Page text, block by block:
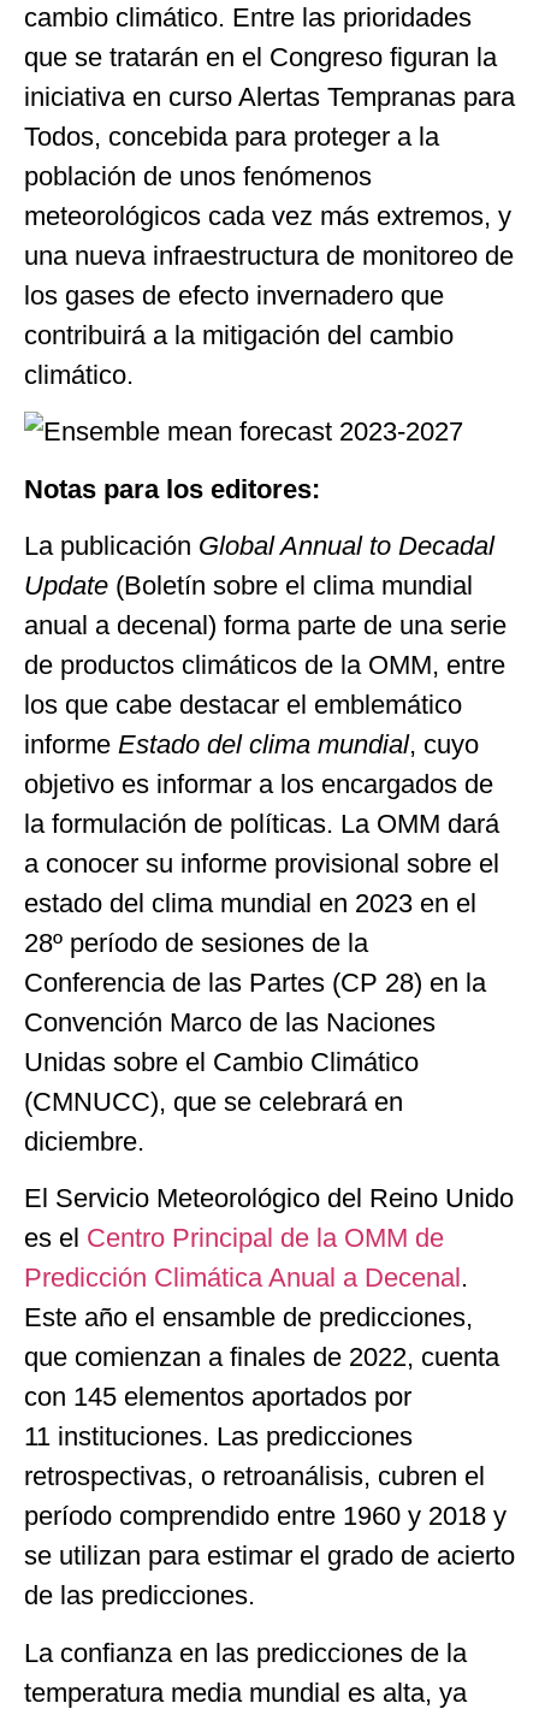
cambio climático. Entre las prioridades
que se tratarán en el Congreso figuran la
iniciativa en curso Alertas Tempranas para
Todos, concebida para proteger a la
población de unos fenómenos
meteorológicos cada vez más extremos, y
una nueva infraestructura de monitoreo de
los gases de efecto invernadero que
contribuirá a la mitigación del cambio
climático.
Notas para los editores:
La publicación Global Annual to Decadal
Update (Boletín sobre el clima mundial
anual a decenal) forma parte de una serie
de productos climáticos de la OMM, entre
los que cabe destacar el emblemático
informe Estado del clima mundial, cuyo
objetivo es informar a los encargados de
la formulación de políticas. La OMM dará
a conocer su informe provisional sobre el
estado del clima mundial en 2023 en el
28º período de sesiones de la
Conferencia de las Partes (CP 28) en la
Convención Marco de las Naciones
Unidas sobre el Cambio Climático
(CMNUCC), que se celebrará en
diciembre.
El Servicio Meteorológico del Reino Unido
es el Centro Principal de la OMM de
Predicción Climática Anual a Decenal .
Este año el ensamble de predicciones,
que comienzan a finales de 2022, cuenta
con 145 elementos aportados por
11 instituciones. Las predicciones
retrospectivas, o retroanálisis, cubren el
período comprendido entre 1960 y 2018 y
se utilizan para estimar el grado de acierto
de las predicciones.
La confianza en las predicciones de la
temperatura media mundial es alta, ya